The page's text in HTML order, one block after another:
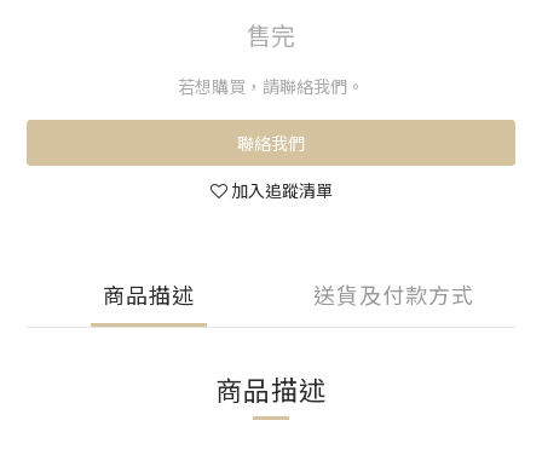
售完
若想購買，請聯絡我們。
聯絡我們
加入追蹤清單
商品描述 送貨及付款方式
商品描述